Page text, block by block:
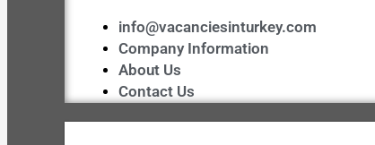
info@vacanciesinturkey.com
Company Information
About Us
Contact Us